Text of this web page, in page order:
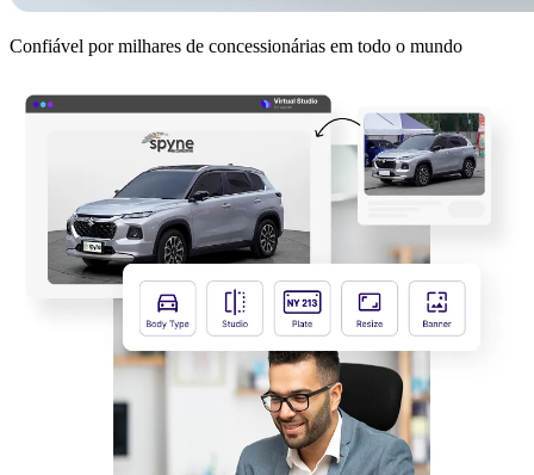
Confiável por milhares de concessionárias em todo o mundo